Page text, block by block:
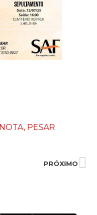
NOTA, PESAR
PRÓXIMO